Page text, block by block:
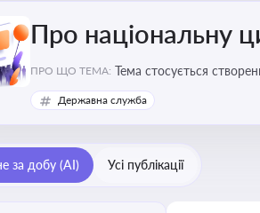
Про національну
ПРО ЩО ТЕМА: Тема стосується
бізнесу з органами
Державна служба
за добу (AI) Усі публікації